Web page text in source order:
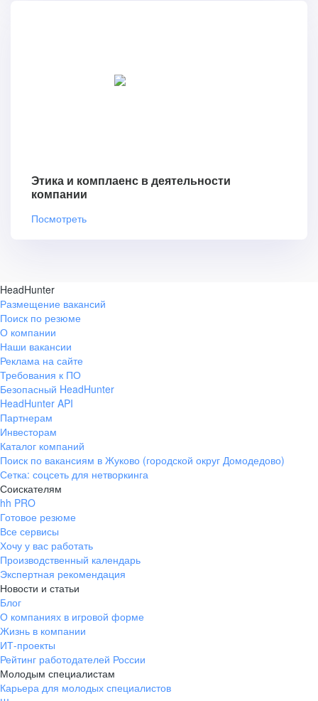
Этика и комплаенс в деятельности
компании
Посмотреть
HeadHunter
Размещение вакансий
Поиск по резюме
О компании
Наши вакансии
Реклама на сайте
Требования к ПО
Безопасный HeadHunter
HeadHunter API
Партнерам
Инвесторам
Каталог компаний
Поиск по вакансиям в Жуково (городской округ Домодедово)
Сетка: соцсеть для нетворкинга
Соискателям
hh PRO
Готовое резюме
Все сервисы
Хочу у вас работать
Производственный календарь
Экспертная рекомендация
Новости и статьи
Блог
О компаниях в игровой форме
Жизнь в компании
ИТ-проекты
Рейтинг работодателей России
Молодым специалистам
Карьера для молодых специалистов